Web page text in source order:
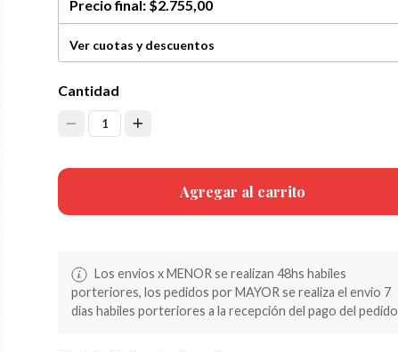
Precio final: $2.755,00
Ver cuotas y descuentos
Cantidad
1
Agregar al carrito
Los envios x MENOR se realizan 48hs habiles
porteriores, los pedidos por MAYOR se realiza el envio 7
dias habiles porteriores a la recepción del pago del pedido